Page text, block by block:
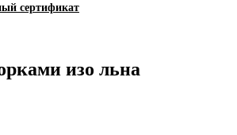
сертификат
изо льна